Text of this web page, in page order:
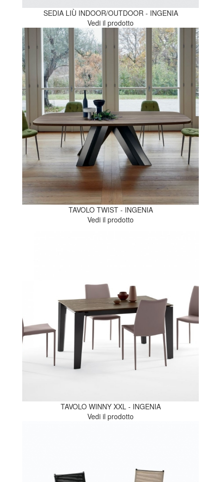
SEDIA LIÙ INDOOR/OUTDOOR - INGENIA
Vedi il prodotto
TAVOLO TWIST - INGENIA
Vedi il prodotto
TAVOLO WINNY XXL - INGENIA
Vedi il prodotto